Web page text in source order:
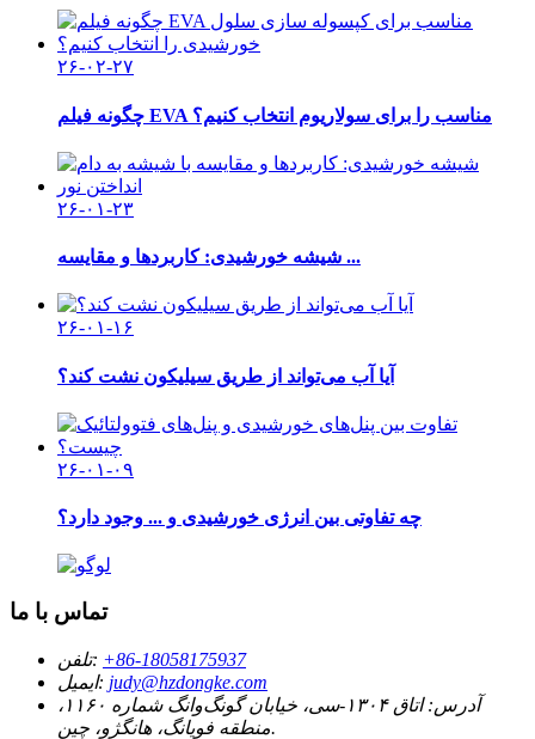
۲۶-۰۲-۲۷
چگونه فیلم EVA مناسب را برای سولاریوم انتخاب کنیم؟
۲۶-۰۱-۲۳
شیشه خورشیدی: کاربردها و مقایسه ...
۲۶-۰۱-۱۶
آیا آب می‌تواند از طریق سیلیکون نشت کند؟
۲۶-۰۱-۰۹
چه تفاوتی بین انرژی خورشیدی و ... وجود دارد؟
تماس با ما
تلفن: ‎+86-18058175937‎
ایمیل: judy@hzdongke.com
آدرس:
اتاق ۱۳۰۴-سی، خیابان گونگ‌وانگ شماره ۱۱۶۰،
منطقه فویانگ، هانگژو، چین.